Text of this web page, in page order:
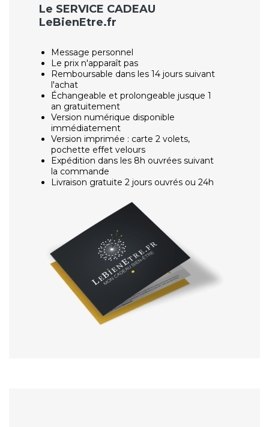
Le SERVICE CADEAU
LeBienEtre.fr
Message personnel
Le prix n'apparaît pas
Remboursable dans les 14 jours suivant
l'achat
Échangeable et prolongeable jusque 1
an gratuitement
Version numérique disponible
immédiatement
Version imprimée : carte 2 volets,
pochette effet velours
Expédition dans les 8h ouvrées suivant
la commande
Livraison gratuite 2 jours ouvrés ou 24h